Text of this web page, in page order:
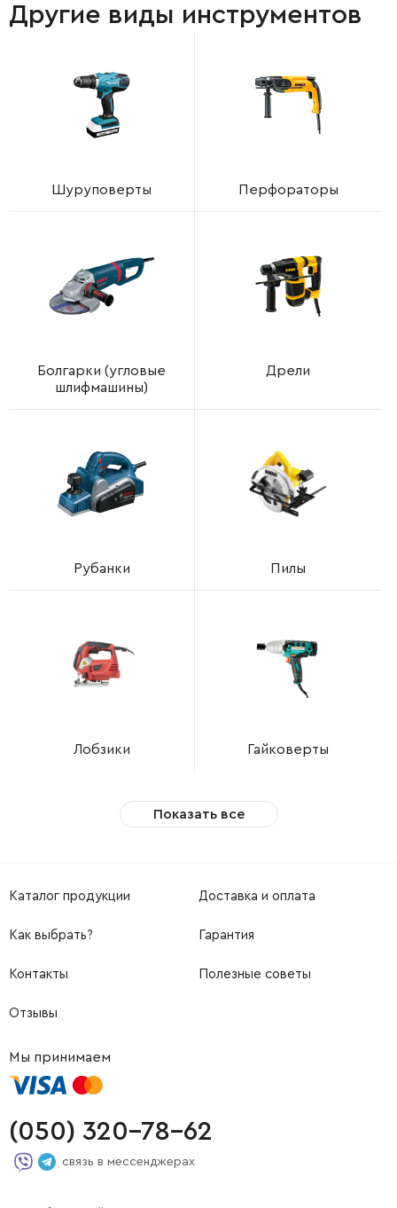
Другие виды инструментов
Шуруповерты Перфораторы
Болгарки (угловые
шлифмашины)
Дрели
Рубанки Пилы
Лобзики Гайковерты
Показать все
Каталог продукции Доставка и оплата
Как выбрать? Гарантия
Контакты Полезные советы
Отзывы
Мы принимаем
(050) 320-78-62
связь в мессенджерах